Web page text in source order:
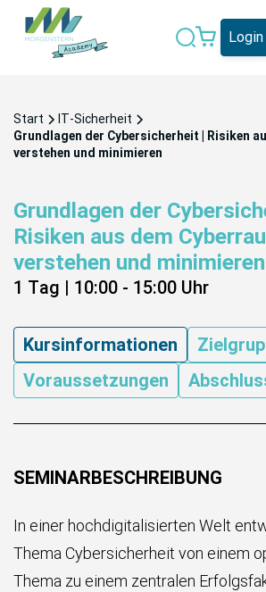
Login
IT-Vergabe
Marketing
Schweiz
Alle Blogeinträge
Start
IT-Sicherheit
Grundlagen der Cybersicherheit | Risiken
verstehen und minimieren
Grundlagen der
Risiken aus dem
verstehen und minimieren
1 Tag | 10:00 - 15:00 Uhr
Kursinformationen
Voraussetzungen
SEMINARBESCHREIBUNG
In einer hochdigitalisierten Welt
Thema Cybersicherheit von einem
Thema zu einem zentralen